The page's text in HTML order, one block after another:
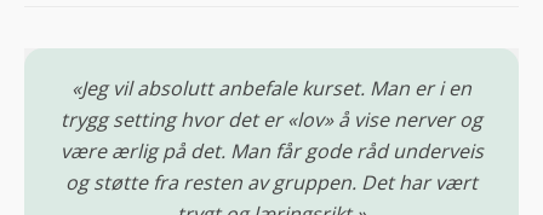
«Jeg vil absolutt anbefale kurset. Man er i en
trygg setting hvor det er «lov» å vise nerver og
være ærlig på det. Man får gode råd underveis
og støtte fra resten av gruppen. Det har vært